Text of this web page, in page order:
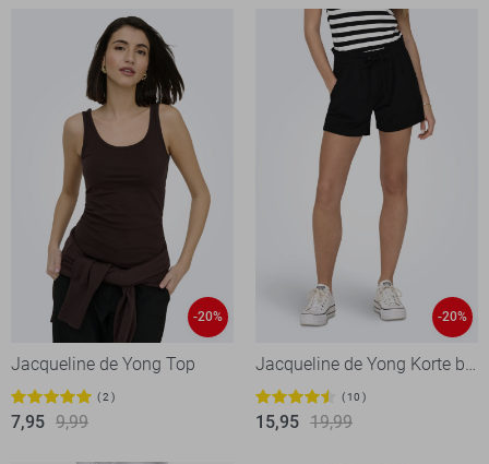
-20%
Jacqueline de Yong Top
2
7,95 9,99
-20%
Jacqueline de Yong Korte broek
10
15,95 19,99